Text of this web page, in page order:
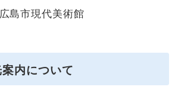
広島市現代美術館
内について